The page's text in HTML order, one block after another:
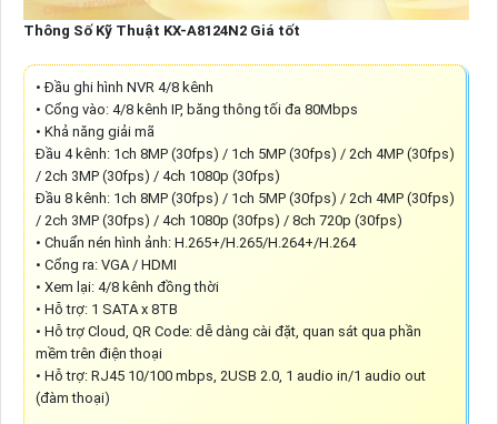
Thông Số Kỹ Thuật KX-A8124N2 Giá tốt
• Đầu ghi hình NVR 4/8 kênh
• Cổng vào: 4/8 kênh IP, băng thông tối đa 80Mbps
• Khả năng giải mã
Đầu 4 kênh: 1ch 8MP (30fps) / 1ch 5MP (30fps) / 2ch 4MP (30fps)
/ 2ch 3MP (30fps) / 4ch 1080p (30fps)
Đầu 8 kênh: 1ch 8MP (30fps) / 1ch 5MP (30fps) / 2ch 4MP (30fps)
/ 2ch 3MP (30fps) / 4ch 1080p (30fps) / 8ch 720p (30fps)
• Chuẩn nén hình ảnh: H.265+/H.265/H.264+/H.264
• Cổng ra: VGA / HDMI
• Xem lại: 4/8 kênh đồng thời
• Hỗ trợ: 1 SATA x 8TB
• Hỗ trợ Cloud, QR Code: dễ dàng cài đặt, quan sát qua phần
mềm trên điện thoại
• Hỗ trợ: RJ45 10/100 mbps, 2USB 2.0, 1 audio in/1 audio out
(đàm thoại)